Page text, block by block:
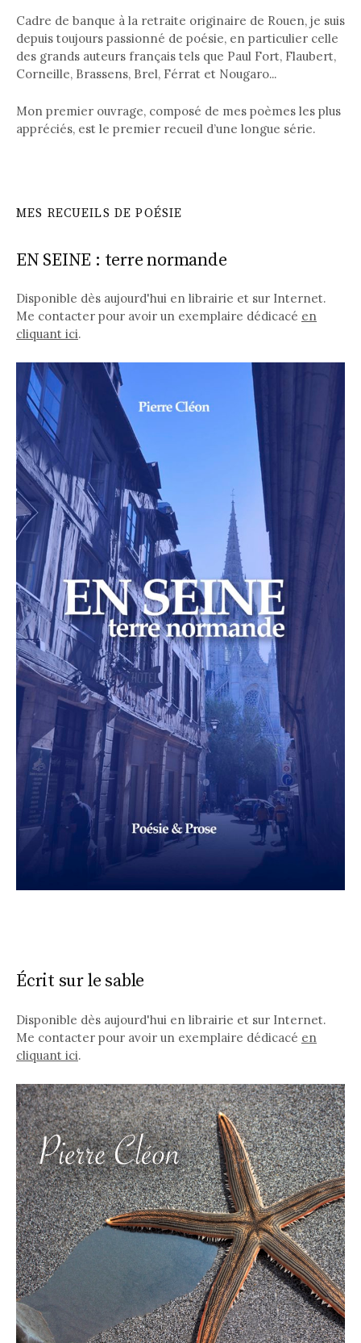
Cadre de banque à la retraite originaire de Rouen, je suis
depuis toujours passionné de poésie, en particulier celle
des grands auteurs français tels que Paul Fort, Flaubert,
Corneille, Brassens, Brel, Férrat et Nougaro...
Mon premier ouvrage, composé de mes poèmes les plus
appréciés, est le premier recueil d’une longue série.
MES RECUEILS DE POÉSIE
EN SEINE : terre normande
Disponible dès aujourd'hui en librairie et sur Internet.
Me contacter pour avoir un exemplaire dédicacé en
cliquant ici.
Écrit sur le sable
Disponible dès aujourd'hui en librairie et sur Internet.
Me contacter pour avoir un exemplaire dédicacé en
cliquant ici.